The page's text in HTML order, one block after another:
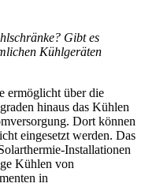
Gibt es
Kühlgeräten
ermöglicht über die
hinaus das Kühlen
Dort können
eingesetzt werden. Das
-Installationen
Kühlen von
in